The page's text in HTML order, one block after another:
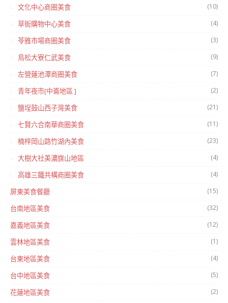
文化中心商圈美食 (10)
草衙購物中心美食 (4)
苓雅市場商圈美食 (3)
鳥松大寮仁武美食 (9)
左營蓮池潭商圈美食 (7)
青年夜市[中崙地區 ] (2)
鹽埕鼓山西子灣美食 (21)
七賢六合南華商圈美食 (11)
楠梓岡山路竹湖內美食 (23)
大樹大社美濃旗山地區 (4)
高雄三鐵共構商圈美食 (4)
屏東美食餐廳 (15)
台南地區美食 (32)
嘉義地區美食 (12)
雲林地區美食 (1)
台東地區美食 (4)
台中地區美食 (5)
花蓮地區美食 (2)